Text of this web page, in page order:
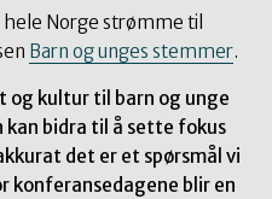
Norge strømme til
Barn og unges stemmer.
og kultur til barn og unge
kan bidra til å sette fokus
det er et spørsmål vi
konferansedagene blir en